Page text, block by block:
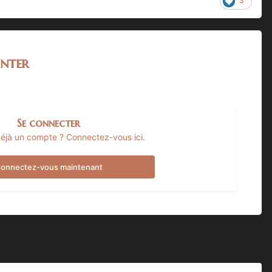
holder, who shared this information with the YouTube
Se connecter
un compte ? Connectez-vous ici.
vous maintenant